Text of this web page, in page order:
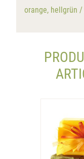
orange, hellgrün /